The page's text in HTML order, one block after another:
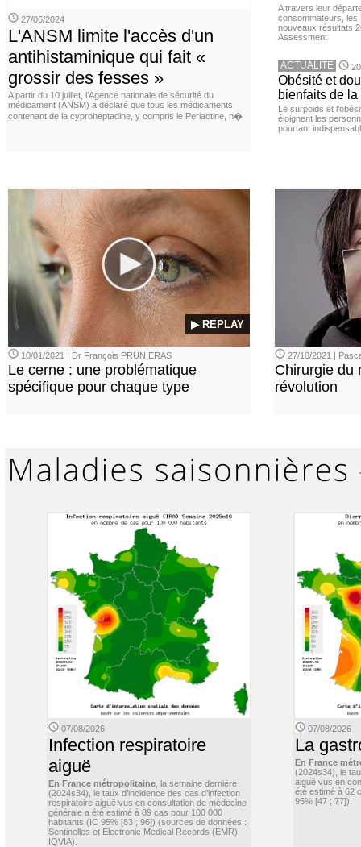
27/06/2024
L'ANSM limite l'accès d'un
antihistaminique qui fait «
grossir des fesses »
A partir du 10 juillet, l’Agence nationale de sécurité du
médicament (ANSM) a déclaré que tous les médicaments
contenant de la cyproheptadine, y compris le Periactine, n�
A travers leur
consommateurs, les
nouveaux résultats
Assessment
ACTUALITE
Obésité et
bienfaits de
Le surpoids et
éloignent les
pourtant
▶ REPLAY
10/01/2021 | Dr François PRUNIERAS
Le cerne : une problématique
spécifique pour chaque type
27/10/2021 |
Chirurgie du
révolution
07/08/2026
Infection respiratoire
aiguë
En France métropolitaine , la semaine dernière
(2024s34), le taux d’incidence des cas d’infection
respiratoire aiguë vus en consultation de médecine
générale a été estimé à 89 cas pour 100 000
habitants (IC 95% [83 ; 96]) (sources de données :
Sentinelles et Electronic Medical Records (EMR)
IQVIA).
07/08/2026
La
En France
(2024s34), le
aiguë vus en
été estimé à 62
95% [47 ; 77]).